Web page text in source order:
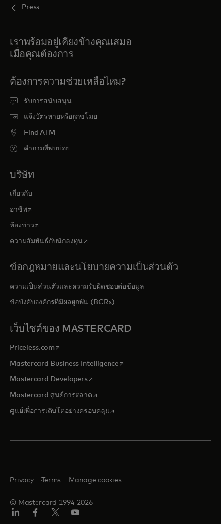
Press
เราพร้อมอยู่เคียงข้างคุณเสมอ
เมื่อคุณต้องการ
ต้องการความช่วยเหลือไหม?
รับการสนับสนุน
แจ้งบัตรหายหรือถูกขโมย
Find ATM
คำถามที่พบบ่อย
บริษัท
เกี่ยวกับ
อาชีพopens in a new tab
ห้องข่าว opens in a new tab
ความสัมพันธ์กับนักลงทุน opens in a new tab
ข้อกฎหมายและนโยบายความเป็นส่วนตัว
ความเป็นส่วนตัวและความรับผิดชอบต่อข้อมูล
ข้อบังคับองค์กรที่มีผลผูกพัน (BCRs)
เว็บไซต์ของ MASTERCARD
Priceless.com opens in a new tab
Mastercard Business Intelligenceopens in a new tab
Mastercard Developersopens in a new tab
Mastercard ศูนย์การตลาด opens in a new tab
ศูนย์เพื่อการเติบโตอย่างครอบคลุมopens in a new tab
© Mastercard 1994-2026
Privacy Terms Manage cookies